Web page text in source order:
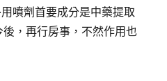
噴劑首要成分是中藥提取
，再行房事，不然作用也